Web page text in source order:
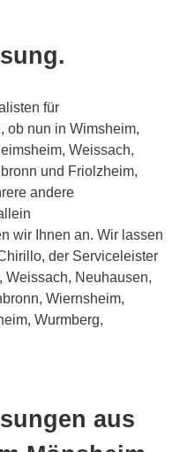
für
ob nun in Wimsheim,
Weissach,
und Friolzheim,
andere
wir Ihnen an. Wir lassen
der Serviceleister
Weissach, Neuhausen,
Wiernsheim,
Wurmberg,
aus